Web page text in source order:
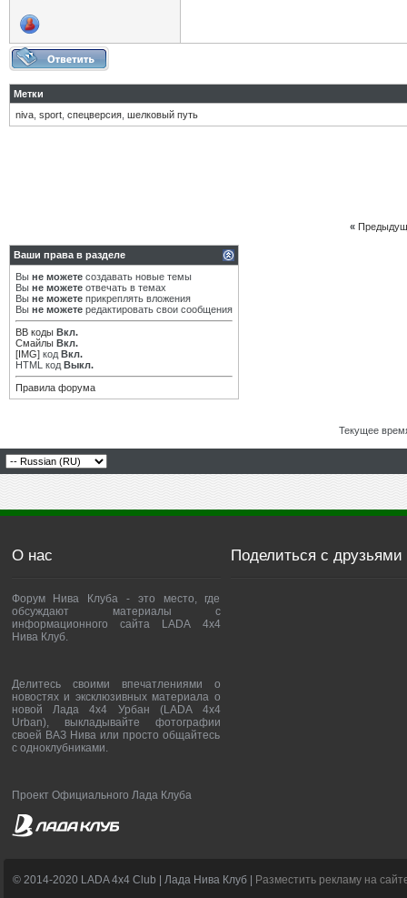
Метки
niva sport спецверсия шелковый путь
«
Ваши права в разделе
Вы не можете создавать новые темы
Вы не можете отвечать в темах
Вы не можете прикреплять вложения
Вы не можете редактировать свои сообщения
BB коды Вкл.
Смайлы Вкл.
[IMG] код Вкл.
HTML код Выкл.
Правила форума
Текущее
О нас
Форум Нива Клуба - это место, где
обсуждают материалы с
информационного сайта LADA 4x4
Нива Клуб.
Делитесь своими впечатлениями о
новостях и эксклюзивных материала о
новой Лада 4х4 Урбан (LADA 4x4
Urban), выкладывайте фотографии
своей ВАЗ Нива или просто общайтесь
с одноклубниками.
Проект Официального Лада Клуба
Поделиться с друзьями
© 2014-2020 LADA 4x4 Club | Лада Нива Клуб | Разместить рекламу на